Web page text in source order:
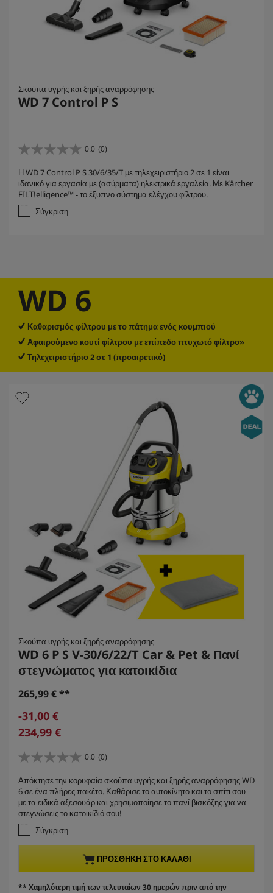
Σκούπα υγρής και ξηρής αναρρόφησης
WD 7 Control P S
0.0 (0)
0
0
α
π
5
α
Η WD 7 Control P S 30/6/35/T με τηλεχειριστήριο 2 σε 1 είναι
ιδανικό για εργασία με (ασύρματα) ηλεκτρικά εργαλεία. Με Kärcher
FILT!elligence™ - το έξυπνο σύστημα ελέγχου φίλτρου.
Σύγκριση
WD 6
Καθαρισμός φίλτρου με το πάτημα ενός κουμπιού
Αφαιρούμενο κουτί φίλτρου με επίπεδο πτυχωτό φίλτρο»
Τηλεχειριστήριο 2 σε 1 (προαιρετικό)
Σκούπα υγρής και ξηρής αναρρόφησης
WD 6 P S V-30/6/22/T Car & Pet & Πανί
στεγνώματος για κατοικίδια
O
d
p
o
u
c
t
p
265,99 € **
S
a
i
g
-31,00 €
C
r
e
n
t
p
r
234,99 €
0.0 (0)
0
0
α
π
ό
α
έ
ρ
Απόκτησε την κορυφαία σκούπα υγρής και ξηρής αναρρόφησης WD
6 σε ένα πλήρες πακέτο. Καθάρισε το αυτοκίνητο και το σπίτι σου
με τα ειδικά αξεσουάρ και χρησιμοποίησε το πανί βισκόζης για να
στεγνώσεις το κατοικίδιό σου!
Σύγκριση
ΠΡΟΣΘΉΚΗ ΣΤΟ ΚΑΛΆΘΙ
** Χαμηλότερη τιμή των τελευταίων 30 ημερών πριν από την